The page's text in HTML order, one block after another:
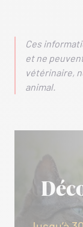
Ces
et ne
vétérinaire,
animal.